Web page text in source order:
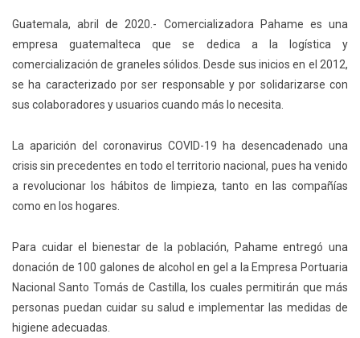
Guatemala, abril de 2020.- Comercializadora Pahame es una
empresa guatemalteca que se dedica a la logística y
comercialización de graneles sólidos. Desde sus inicios en el 2012,
se ha caracterizado por ser responsable y por solidarizarse con
sus colaboradores y usuarios cuando más lo necesita.
La aparición del coronavirus COVID-19 ha desencadenado una
crisis sin precedentes en todo el territorio nacional, pues ha venido
a revolucionar los hábitos de limpieza, tanto en las compañías
como en los hogares.
Para cuidar el bienestar de la población, Pahame entregó una
donación de 100 galones de alcohol en gel a la Empresa Portuaria
Nacional Santo Tomás de Castilla, los cuales permitirán que más
personas puedan cuidar su salud e implementar las medidas de
higiene adecuadas.